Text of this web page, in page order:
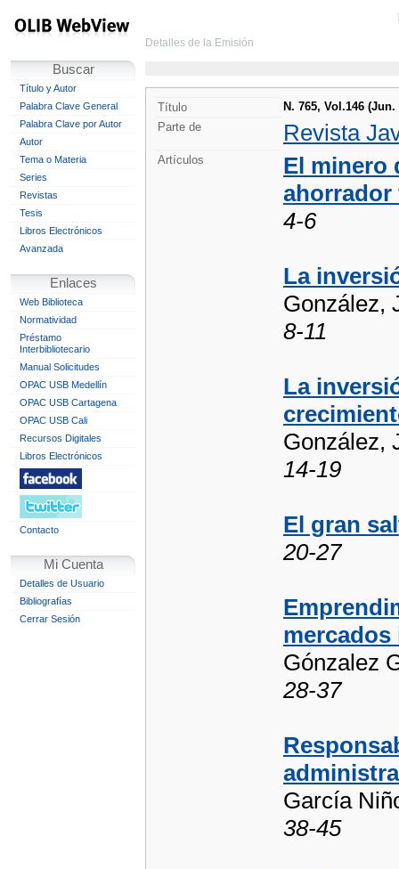
Buscar
Título y Autor
Palabra Clave General
Palabra Clave por Autor
Autor
Tema o Materia
Series
Revistas
Tesis
Libros Electrónicos
Avanzada
Enlaces
Web Biblioteca
Normatividad
Préstamo
Interbibliotecario
Manual Solicitudes
OPAC USB Medellín
OPAC USB Cartagena
OPAC USB Cali
Recursos Digitales
Libros Electrónicos
Contacto
Mi Cuenta
Detalles de Usuario
Bibliografías
Cerrar Sesión
Detalles de la Emisión
Título
N. 765, Vol.146 (Jun.
Parte de
Revista
Artículos
El minero
ahorrador
4-6
La
González,
8-11
La
González,
14-19
El gran
20-27
Gónzalez
28-37
García
38-45